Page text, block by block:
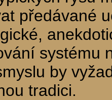
předávané
systému
by
tradici.